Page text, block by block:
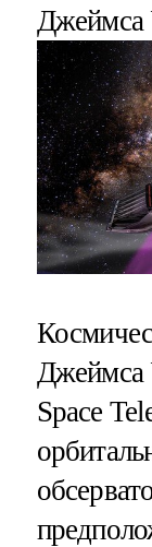
Джеймса
Джеймса
Space